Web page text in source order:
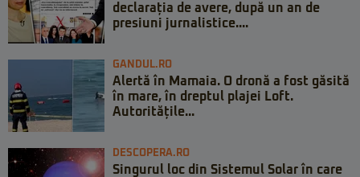
declarația de avere, după un an de
presiuni jurnalistice....
GANDUL.RO
Alertă în Mamaia. O dronă a fost găsită
în mare, în dreptul plajei Loft.
Autoritățile...
DESCOPERA.RO
Singurul loc din Sistemul Solar în care